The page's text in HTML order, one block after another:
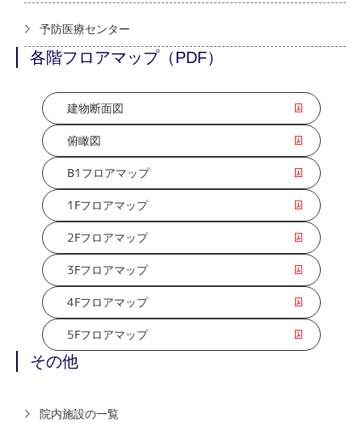
予防医療センター
各階フロアマップ（PDF）
建物断面図
俯瞰図
B1フロアマップ
1Fフロアマップ
2Fフロアマップ
3Fフロアマップ
4Fフロアマップ
5Fフロアマップ
その他
院内施設の一覧